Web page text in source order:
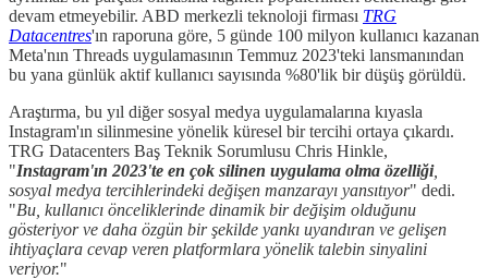
devam etmeyebilir. ABD merkezli teknoloji firması TRG
Datacentres'ın raporuna göre, 5 günde 100 milyon kullanıcı kazanan
Meta'nın Threads uygulamasının Temmuz 2023'teki lansmanından
bu yana günlük aktif kullanıcı sayısında %80'lik bir düşüş görüldü.
Araştırma, bu yıl diğer sosyal medya uygulamalarına kıyasla
Instagram'ın silinmesine yönelik küresel bir tercihi ortaya çıkardı.
TRG Datacenters Baş Teknik Sorumlusu Chris Hinkle,
"Instagram'ın 2023'te en çok silinen uygulama olma özelliği,
sosyal medya tercihlerindeki değişen manzarayı yansıtıyor" dedi.
"Bu, kullanıcı önceliklerinde dinamik bir değişim olduğunu
gösteriyor ve daha özgün bir şekilde yankı uyandıran ve gelişen
ihtiyaçlara cevap veren platformlara yönelik talebin sinyalini
veriyor."